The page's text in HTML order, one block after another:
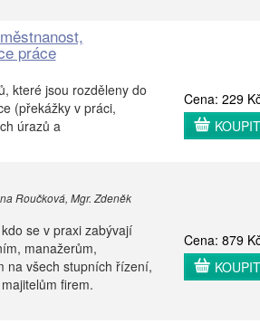
práce
které jsou rozděleny do
(překážky v práci,
úrazů a
Cena: 229
KOUPIT
Roučková, Mgr. Zdeněk
se v praxi zabývají
manažerům,
na všech stupních řízení,
firem.
Cena: 879
KOUPIT